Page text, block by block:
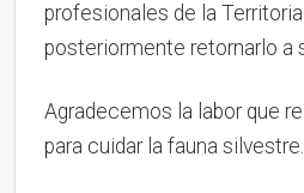
profesionales de la
posteriormente retornarlo a
Agradecemos la labor que
para cuidar la fauna silvestre.